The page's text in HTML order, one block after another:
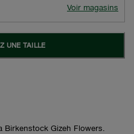
Voir magasins
UNE TAILLE
Gizeh Flowers.